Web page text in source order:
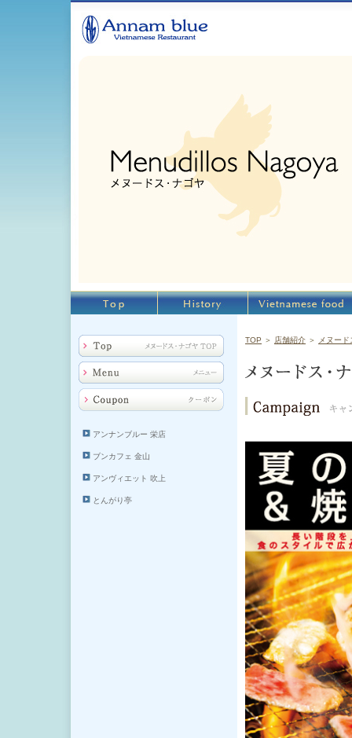
アンナンブルー 栄店
ブンカフェ 金山
アンヴィエット 吹上
とんがり亭
TOP ＞ 店舗紹介 ＞ メヌー